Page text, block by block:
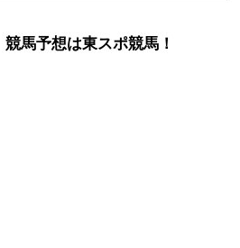
競馬予想は東スポ競馬！